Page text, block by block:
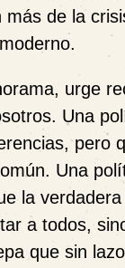
más de la
urge
Una
pero
Una
la
a todos,
que sin